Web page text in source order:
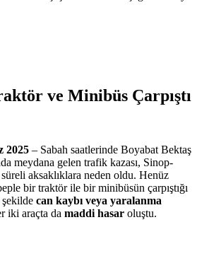
ve Minibüs Çarpıştı
2025 – Sabah saatlerinde Boyabat Bektaş
meydana gelen trafik kazası, Sinop-
aksaklıklara neden oldu. Henüz
bir traktör ile bir minibüsün çarpıştığı
can kaybı veya yaralanma
iki araçta da maddi hasar oluştu.